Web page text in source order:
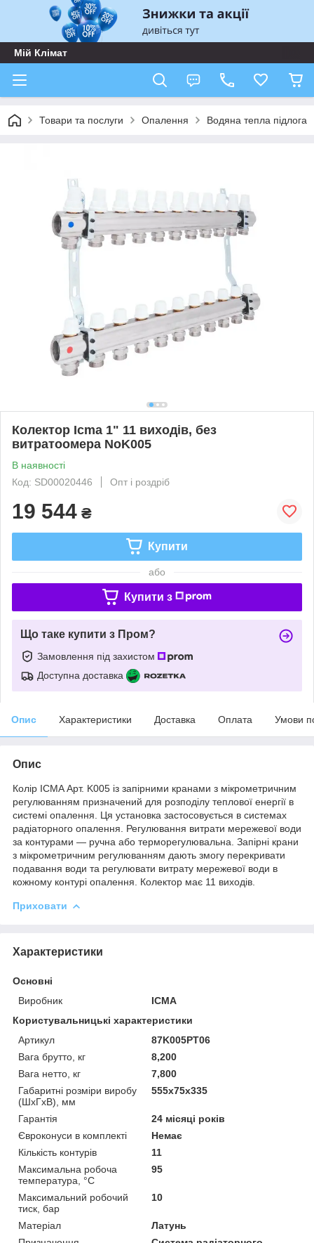
Мій Клімат
Товари та послуги Опалення Водяна тепла підлога
Колектор Icma 1" 11 виходів, без
витратоомера NoK005
В наявності
Код: SD00020446
Опт і роздріб
19 544 ₴
Купити
або
Купити з
Що таке купити з Пром?
Замовлення під захистом
Доступна доставка
Опис Характеристики Доставка Оплата Умови
Опис
Колір ICMA Арт. K005 із запірними кранами з мікрометричним
регулюванням призначений для розподілу теплової енергії в
системі опалення. Ця установка застосовується в системах
радіаторного опалення. Регулювання витрати мережевої води
за контурами — ручна або терморегулювальна. Запірні крани
з мікрометричним регулюванням дають змогу перекривати
подавання води та регулювати витрату мережевої води в
кожному контурі опалення. Колектор має 11 виходів.
Приховати
Характеристики
Основні
Виробник
ICMA
Користувальницькі характеристики
Артикул
87K005PT06
Вага брутто, кг
8,200
Вага нетто, кг
7,800
Габаритні розміри виробу
(ШхГхВ), мм
555х75х335
Гарантія
24 місяці років
Євроконуси в комплекті
Немає
Кількість контурів
11
Максимальна робоча
температура, °C
95
Максимальний робочий
тиск, бар
10
Матеріал
Латунь